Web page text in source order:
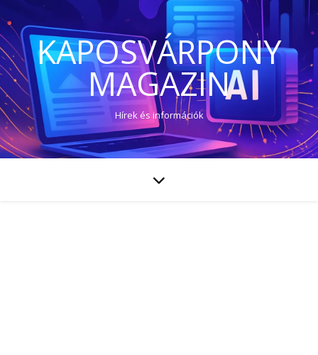
KAPOSVÁRPONY
MAGAZIN
Hírek és információk